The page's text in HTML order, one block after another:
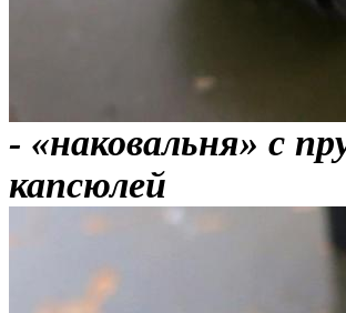
- «наковальня» с
капсюлей